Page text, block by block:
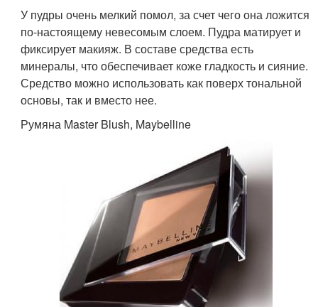
У пудры очень мелкий помол, за счет чего она ложится
по-настоящему невесомым слоем. Пудра матирует и
фиксирует макияж. В составе средства есть
минералы, что обеспечивает коже гладкость и сияние.
Средство можно использовать как поверх тональной
основы, так и вместо нее.
Румяна Master Blush, Maybelline